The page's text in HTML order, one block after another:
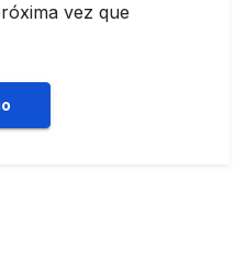
vez que